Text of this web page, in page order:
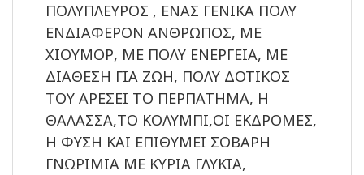
ΠΟΛΥΠΛΕΥΡΟΣ , ΕΝΑΣ ΓΕΝΙΚΑ ΠΟΛΥ
ΕΝΔΙΑΦΕΡΟΝ ΑΝΘΡΩΠΟΣ, ΜΕ
ΧΙΟΥΜΟΡ, ΜΕ ΠΟΛΥ ΕΝΕΡΓΕΙΑ, ΜΕ
ΔΙΑΘΕΣΗ ΓΙΑ ΖΩΗ, ΠΟΛΥ ΔΟΤΙΚΟΣ
ΤΟΥ ΑΡΕΣΕΙ ΤΟ ΠΕΡΠΑΤΗΜΑ, Η
ΘΑΛΑΣΣΑ,ΤΟ ΚΟΛΥΜΠΙ,ΟΙ ΕΚΔΡΟΜΕΣ,
Η ΦΥΣΗ ΚΑΙ ΕΠΙΘΥΜΕΙ ΣΟΒΑΡΗ
ΓΝΩΡΙΜΙΑ ΜΕ ΚΥΡΙΑ ΓΛΥΚΙΑ,